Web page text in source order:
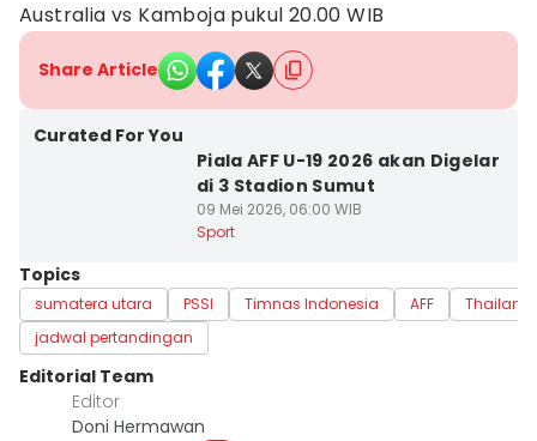
Australia vs Kamboja pukul 20.00 WIB
Share Article
Curated For You
Piala AFF U-19 2026 akan Digelar
di 3 Stadion Sumut
09 Mei 2026, 06:00 WIB
Sport
Topics
sumatera utara PSSI Timnas Indonesia AFF
Thailand
jadwal pertandingan
Editorial Team
Editor
Doni Hermawan